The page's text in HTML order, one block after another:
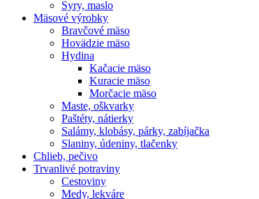
Syry, maslo
Mäsové výrobky
Bravčové mäso
Hovädzie mäso
Hydina
Kačacie mäso
Kuracie mäso
Morčacie mäso
Maste, oškvarky
Paštéty, nátierky
Salámy, klobásy, párky, zabíjačka
Slaniny, údeniny, tlačenky
Chlieb, pečivo
Trvanlivé potraviny
Cestoviny
Medy, lekváre